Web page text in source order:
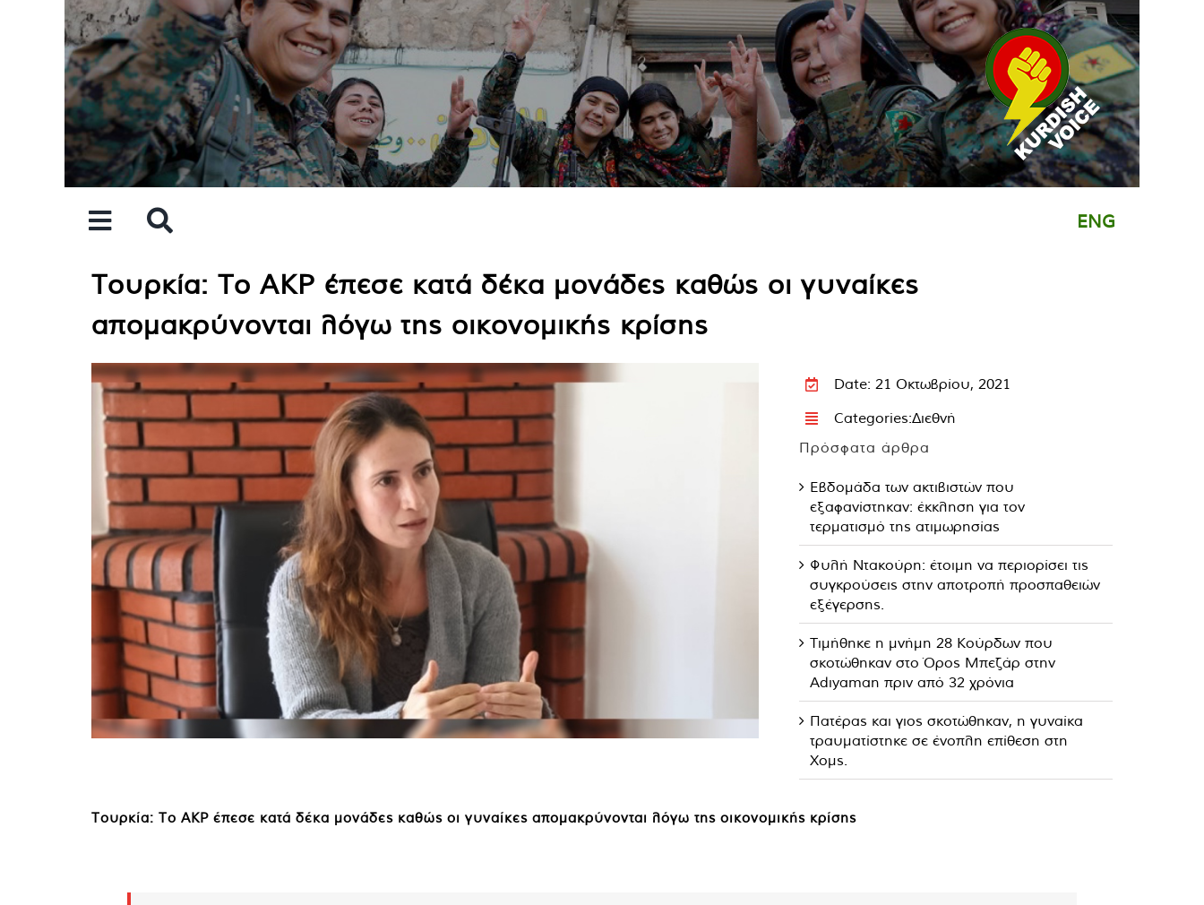
ENG
Τουρκία: Το AKP έπεσε κατά δέκα μονάδες καθώς οι γυναίκες
απομακρύνονται λόγω της οικονομικής κρίσης
Date: 21 Οκτωβρίου, 2021
Categories:Διεθνή
Πρόσφατα άρθρα
Εβδομάδα των ακτιβιστών που
εξαφανίστηκαν: έκκληση για τον
τερματισμό της ατιμωρησίας
Φυλή Ντακούρη: έτοιμη να περιορίσει τις
συγκρούσεις στην αποτροπή προσπαθειών
εξέγερσης.
Τιμήθηκε η μνήμη 28 Κούρδων που
σκοτώθηκαν στο Όρος Μπεζάρ στην
Adıyaman πριν από 32 χρόνια
Πατέρας και γιος σκοτώθηκαν, η γυναίκα
τραυματίστηκε σε ένοπλη επίθεση στη
Χομς.
Τουρκία: Το AKP έπεσε κατά δέκα μονάδες καθώς οι γυναίκες απομακρύνονται λόγω της οικονομικής κρίσης